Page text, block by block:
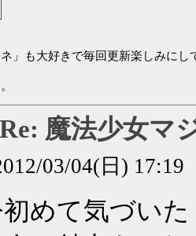
ネ」も大好きで毎回更新楽しみに
Re: 魔法少女マ
03/04(日) 17:19
めて気づい